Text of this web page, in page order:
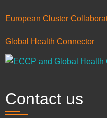
European Cluster
Global Health Connector
Contact us